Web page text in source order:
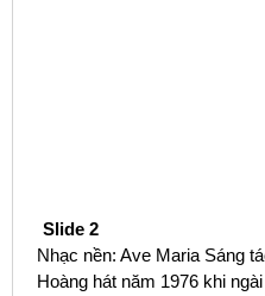
Slide 2
Nhạc nền: Ave Maria Sáng
Hoàng hát năm 1976 khi